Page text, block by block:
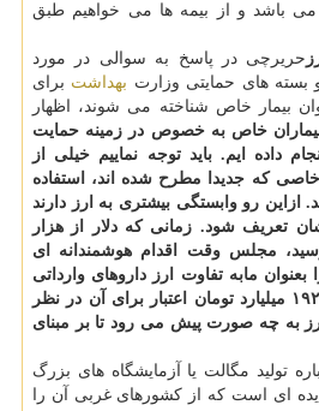
باشد و از بیمه ها می خواهیم طبق
حریرچی در پاسخ به سوالی در مورد
بسته های حمایتی وزارت بهداشت برای
بیمار خاص شناخته می شوند، اظهار
خاص به خصوص در زمینه حمایت
داده ایم. باید توجه نماییم خیلی از
خاصی كه جدیدا مطرح شده اند، استفاده
ازاین رو وابستگی بیشتری به ارز دارند
تعریف شود. زمانی كه دلار از هزار
تومان رسید، مجلس وقت اقدام هوشمندانه ای
مابه تفاوت ارز داروهای وارداتی
تولید كرد و در سال اول ۱۹۲۰ میلیارد تومان اعتبار برای آن در نظر
به چه صورت پیش می رود تا بر مبنای
تولید مگالت یا آزمایشگاه های بزرگ
ای است كه از كشورهای غربی آن را